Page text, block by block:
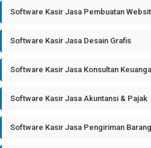
Software Kasir Jasa Pembuatan
Software Kasir Jasa Desain Grafis
Software Kasir Jasa Konsultan
Software Kasir Jasa Akuntansi & Pajak
Software Kasir Jasa Pengiriman